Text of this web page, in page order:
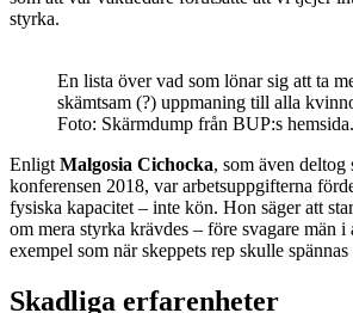
styrka.
En lista över vad som lönar sig att ta
skämtsam (?) uppmaning till alla
Foto: Skärmdump från BUP:s hemsida.
Enligt Malgosia Cichocka, som även deltog
konferensen 2018, var arbetsuppgifterna
fysiska kapacitet – inte kön. Hon säger att
om mera styrka krävdes – före svagare män
exempel som när skeppets rep skulle
Skadliga erfarenheter